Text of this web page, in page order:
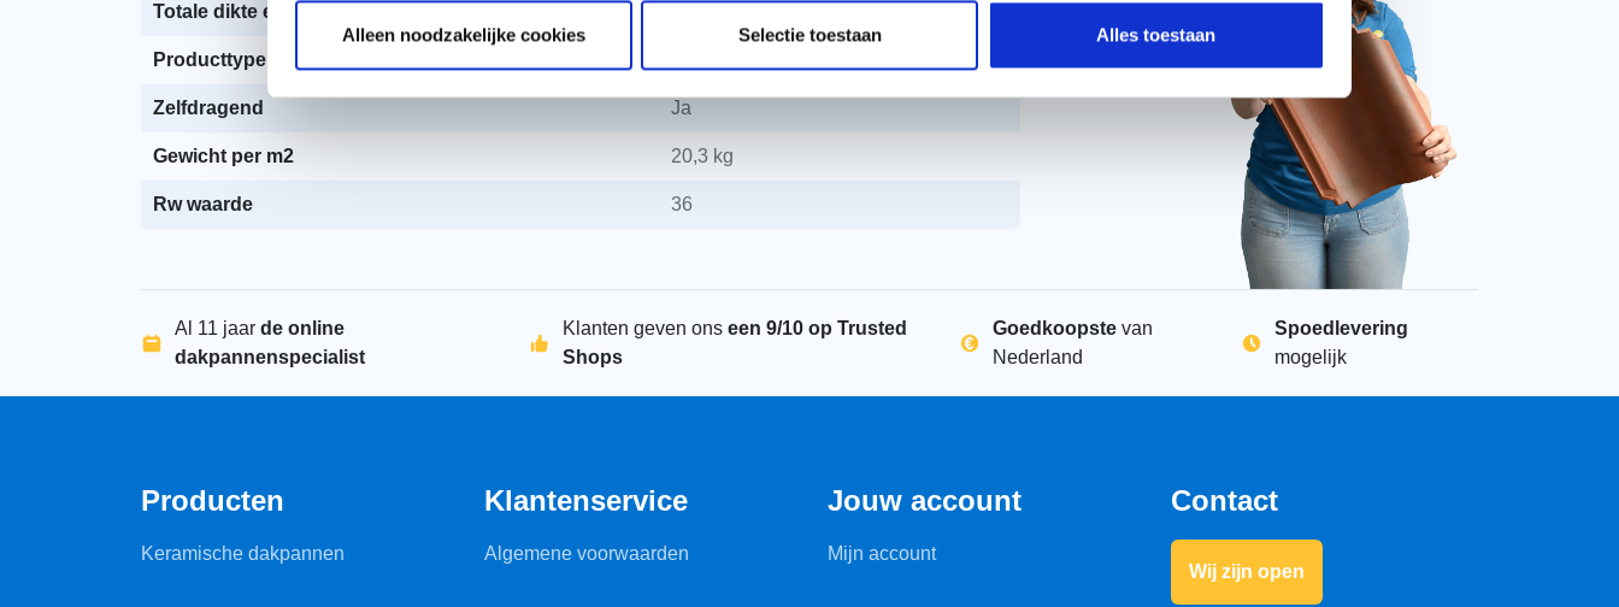
Alleen noodzakelijke cookies Selectie toestaan Alles toestaan
Totale dikte excl tengellat
Producttype
Zelfdragend Ja
Gewicht per m2 20,3 kg
Rw waarde 36
Al 11 jaar de online
dakpannenspecialist
Klanten geven ons een 9/10 op Trusted
Shops
Goedkoopste van
Nederland
Spoedlevering
mogelijk
Producten
Keramische dakpannen
Klantenservice
Algemene voorwaarden
Jouw account
Mijn account
Contact
Wij zijn open